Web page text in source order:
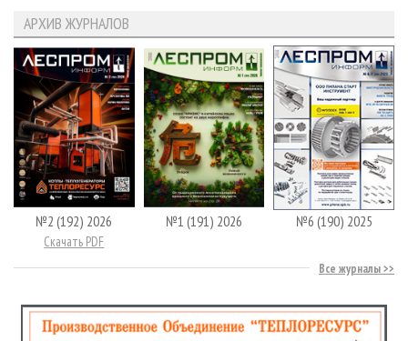
АРХИВ ЖУРНАЛОВ
№2 (192) 2026
Скачать PDF
№1 (191) 2026 №6 (190) 2025
Все журналы